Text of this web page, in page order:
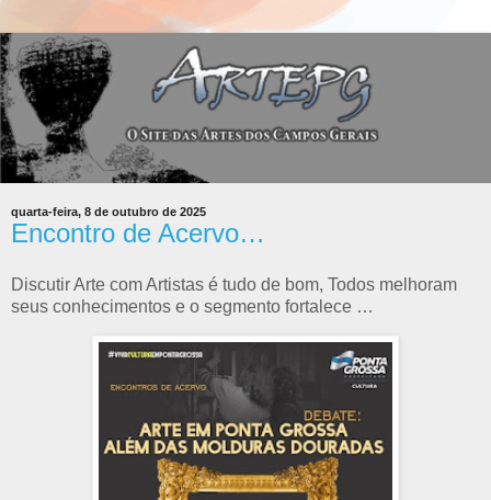
quarta-feira, 8 de outubro de 2025
Encontro de Acervo…
Discutir Arte com Artistas é tudo de bom, Todos melhoram
seus conhecimentos e o segmento fortalece …